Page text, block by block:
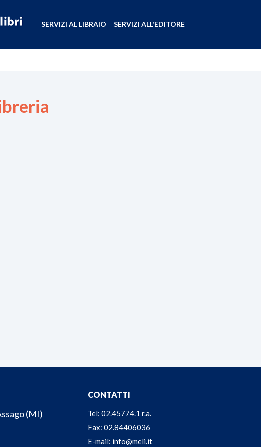
SERVIZI AL LIBRAIO SERVIZI ALL'EDITORE
(MI)
CONTATTI
Tel: 02.45774.1 r.a.
Fax: 02.84406036
E-mail: info@meli.it